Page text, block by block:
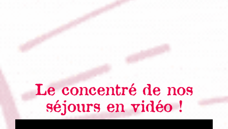
Le concentré de nos
séjours en vidéo !